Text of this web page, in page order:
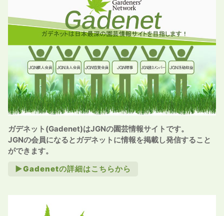
ガデネット(Gadenet)はJGNの園芸情報サイトです。
JGNの会員になるとガデネットに情報を掲載し発信すること
ができます。
►Gadenetの詳細はこちらから